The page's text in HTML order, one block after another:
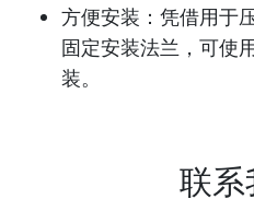
方便安装：凭借用于
固定安装法兰，可使
装。
联系